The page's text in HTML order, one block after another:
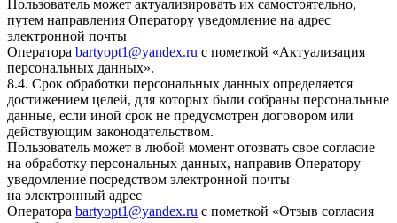
Пользователь может актуализировать их самостоятельно,
путем направления Оператору уведомление на адрес
электронной почты
Оператора bartyopt1@yandex.ru с пометкой «Актуализация
персональных данных».
8.4. Срок обработки персональных данных определяется
достижением целей, для которых были собраны персональные
данные, если иной срок не предусмотрен договором или
действующим законодательством.
Пользователь может в любой момент отозвать свое согласие
на обработку персональных данных, направив Оператору
уведомление посредством электронной почты
на электронный адрес
Оператора bartyopt1@yandex.ru с пометкой «Отзыв согласия